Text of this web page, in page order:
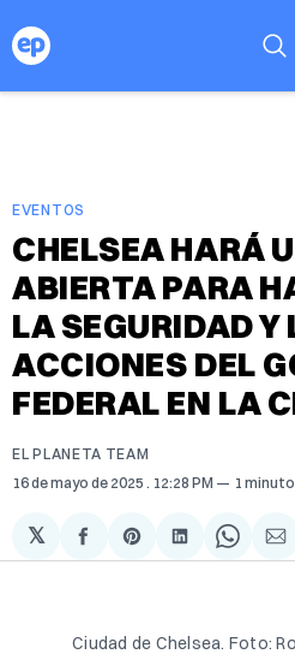
EVENTOS
CHELSEA HARÁ
ABIERTA PARA
LA SEGURIDAD Y
ACCIONES DEL
FEDERAL EN LA
EL PLANETA TEAM
16 de mayo de 2025 . 12:28 PM 1
𝕏
Compartir
en
Share
on
Compartir
en
Share
on
Ciudad de Chelsea. Foto: